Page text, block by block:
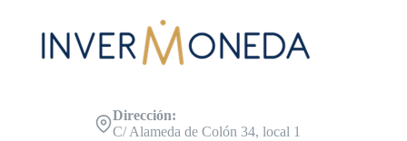
Dirección:
C/ Alameda de Colón 34, local 1